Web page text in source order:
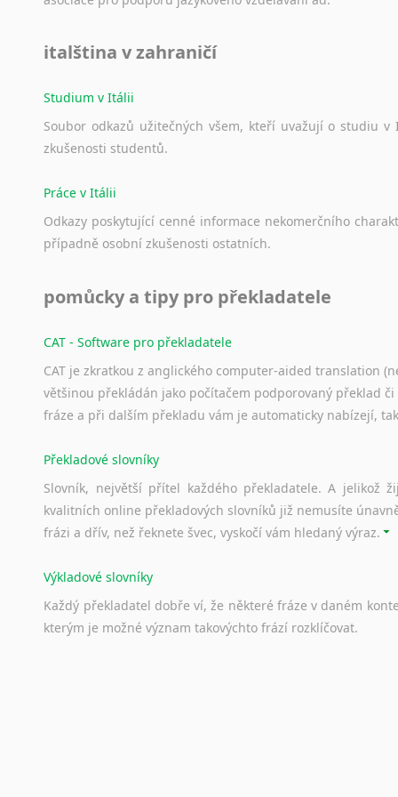
italština v zahraničí
Studium v Itálii
Soubor odkazů užitečných všem, kteří uvažují o studiu v
zkušenosti studentů.
Práce v Itálii
Odkazy poskytující cenné informace nekomerčního
případně osobní zkušenosti ostatních.
pomůcky a tipy pro překladatele
CAT - Software pro překladatele
CAT je zkratkou z anglického computer-aided translation
většinou překládán jako počítačem podporovaný překlad
fráze a při dalším překladu vám je automaticky nabízejí,
Překladové slovníky
Slovník, největší přítel každého překladatele. A jelikož
kvalitních online překladových slovníků již nemusíte
frázi a dřív, než řeknete švec, vyskočí vám hledaný výraz.
Výkladové slovníky
Každý překladatel dobře ví, že některé fráze v daném
kterým je možné význam takovýchto frází rozklíčovat.